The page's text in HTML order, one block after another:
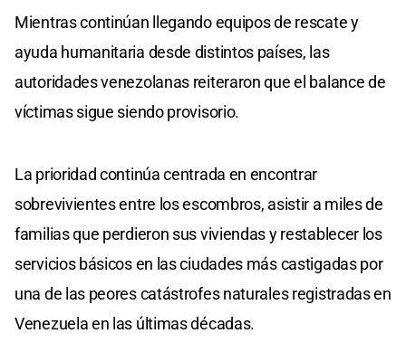
Mientras continúan llegando equipos de rescate y
ayuda humanitaria desde distintos países, las
autoridades venezolanas reiteraron que el balance de
víctimas sigue siendo provisorio.
La prioridad continúa centrada en encontrar
sobrevivientes entre los escombros, asistir a miles de
familias que perdieron sus viviendas y restablecer los
servicios básicos en las ciudades más castigadas por
una de las peores catástrofes naturales registradas en
Venezuela en las últimas décadas.